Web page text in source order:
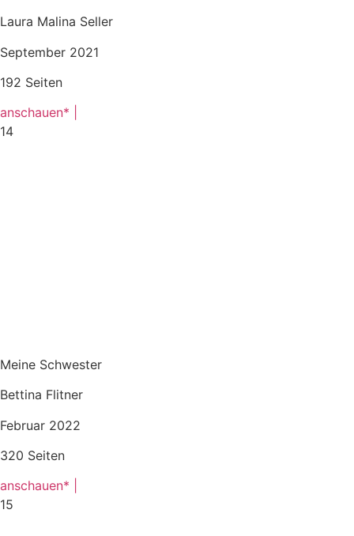
Laura Malina Seller
September 2021
192 Seiten
anschauen* |
14
Meine Schwester
Bettina Flitner
Februar 2022
320 Seiten
anschauen* |
15